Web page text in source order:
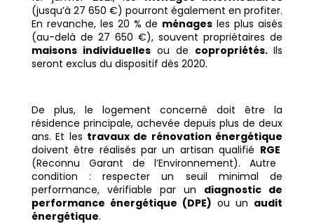
(jusqu’à 27 650 €) pourront également en profiter.
En revanche, les 20 % de ménages les plus aisés
(au-delà de 27 650 €), souvent propriétaires de
maisons individuellesou de copropriétés.Ils
seront exclus du dispositif dès 2020.
De plus, le logement concerné doit être la
résidence principale, achevée depuis plus de deux
ans. Et les travaux de rénovation énergétique
doivent être réalisés par un artisan qualifié RGE
(Reconnu Garant de l’Environnement). Autre
condition : respecter un seuil minimal de
performance, vérifiable par un diagnostic de
performance énergétique (DPE) ou un audit
énergétique.